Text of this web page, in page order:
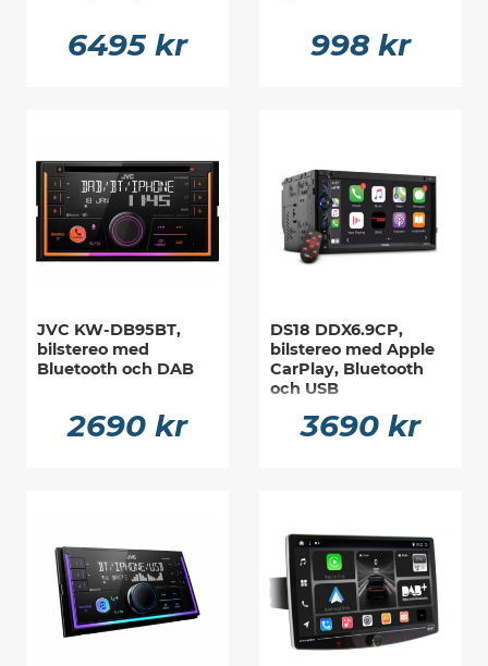
6495 kr 998 kr
JVC KW-DB95BT,
bilstereo med
Bluetooth och DAB
2690 kr
DS18 DDX6.9CP,
bilstereo med Apple
CarPlay, Bluetooth
och USB
3690 kr